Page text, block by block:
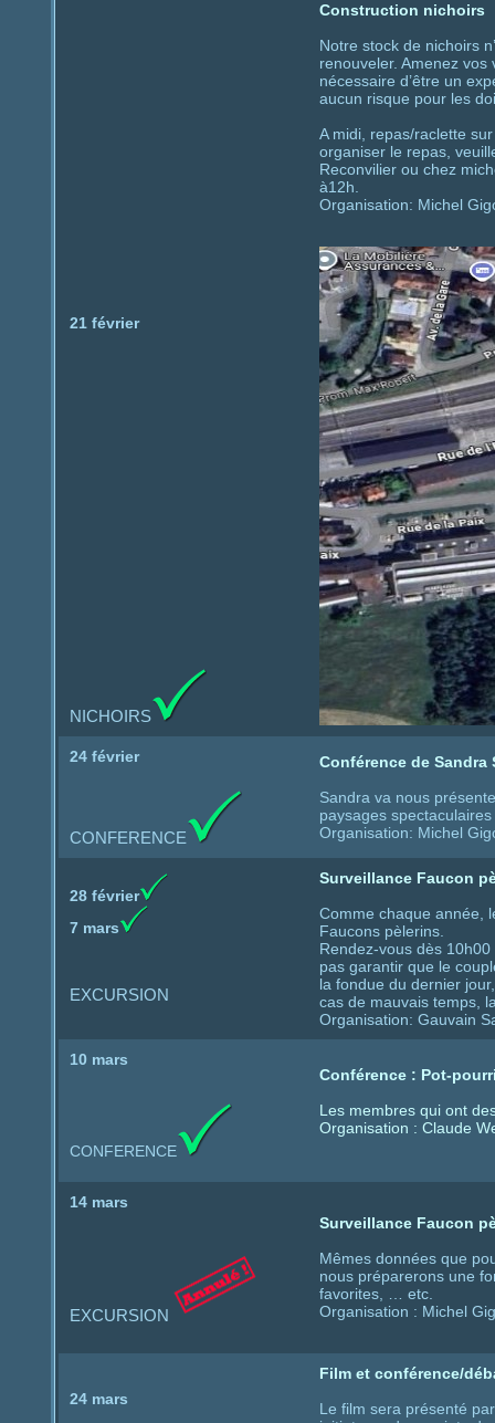
21 février
Construction nichoirs
Notre stock de nichoirs
renouveler. Amenez
nécessaire d’être un
aucun risque pour les
A midi, repas/raclette
organiser le repas,
Reconvilier ou chez
à12h.
Organisation: Michel
NICHOIRS
24 février
Conférence de
Sandra va nous
paysages
Organisation: Michel
CONFERENCE
28 février
7 mars
Surveillance Faucon
Comme chaque année,
Faucons pèlerins.
Rendez-vous dès
pas garantir que le
la fondue du dernier
cas de mauvais temps,
Organisation: Gauvain
EXCURSION
10 mars
Conférence : Pot-
Les membres qui ont
Organisation : Claude
CONFERENCE
14 mars
Surveillance Faucon
Mêmes données que
nous préparerons une
favorites, … etc.
Organisation : Michel
EXCURSION
24 mars
Film et conférence/
Le film sera présenté